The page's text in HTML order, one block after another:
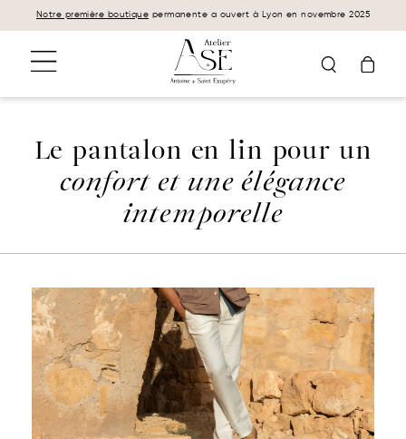
Panneau de gestion des cookies
Notre première boutique permanente a ouvert à Lyon en novembre 2025
Le pantalon en lin pour un
confort et une élégance
intemporelle